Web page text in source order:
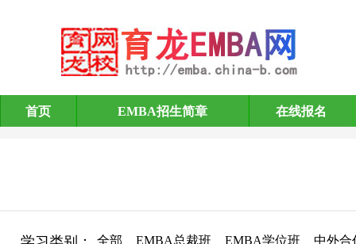
EMBA招生简章
首页 EMBA招生简章 在线报名
全部 EMBA总裁班 EMBA学位班 中外合